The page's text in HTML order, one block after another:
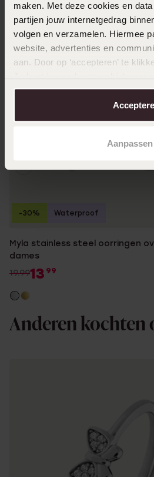
maken. Met deze cookies en
partijen jouw internetgedrag
volgen en verzamelen. Hiermee
website, advertenties en
aan. Door op ‘accepteren’ te
over in onscookiebeleid.
Aanpassen
Myla stainless steel oorringen
dames
19.9913 99
-30% Waterproof
Anderen kochten